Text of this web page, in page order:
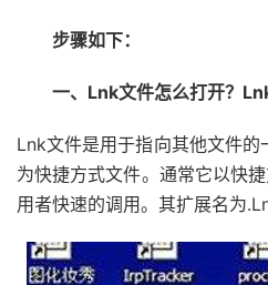
步骤如下：
一、Lnk文件怎么打开？Lnk
Lnk文件是用于指向其他文件
为快捷方式文件。通常它以快
用者快速的调用。其扩展名为